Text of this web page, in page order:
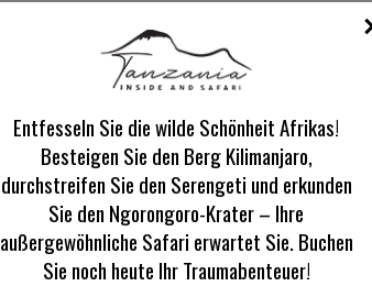
Natronsee
Entfesseln Sie die wilde Schönheit Afrikas!
Besteigen Sie den Berg Kilimanjaro,
durchstreifen Sie den Serengeti und erkunden
Sie den Ngorongoro-Krater – Ihre
außergewöhnliche Safari erwartet Sie. Buchen
Sie noch heute Ihr Traumabenteuer!